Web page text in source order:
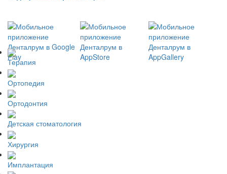
Терапия
Ортопедия
Ортодонтия
Детская стоматология
Хирургия
Имплантация